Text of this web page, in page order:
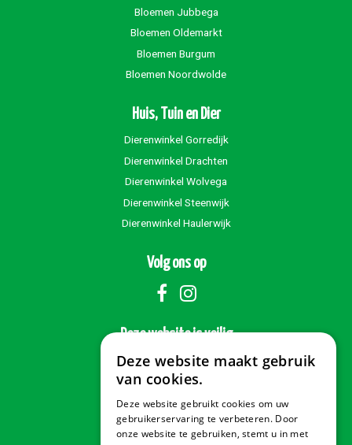
Bloemen Jubbega
Bloemen Oldemarkt
Bloemen Burgum
Bloemen Noordwolde
Huis, Tuin en Dier
Dierenwinkel Gorredijk
Dierenwinkel Drachten
Dierenwinkel Wolvega
Dierenwinkel Steenwijk
Dierenwinkel Haulerwijk
Volg ons op
Deze website is veilig
Veilig betalen
Deze website maakt gebruik
van cookies.
Deze website gebruikt cookies om uw
gebruikerservaring te verbeteren. Door
onze website te gebruiken, stemt u in met